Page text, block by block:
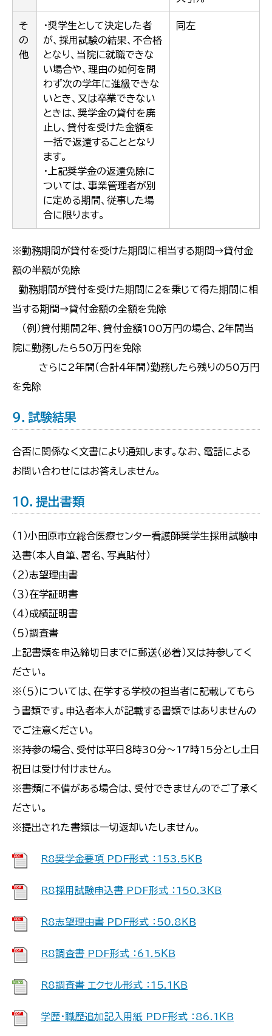
そ
の
他
・奨学生として決定した者
が、採用試験の結果、不合格
となり、当院に就職できな
い場合や、理由の如何を問
わず次の学年に進級できな
いとき、又は卒業できない
ときは、奨学金の貸付を廃
止し、貸付を受けた金額を
一括で返還することとなり
ます。
・上記奨学金の返還免除に
ついては、事業管理者が別
に定める期間、従事した場
合に限ります。
同左
※勤務期間が貸付を受けた期間に相当する期間→貸付金
額の半額が免除
勤務期間が貸付を受けた期間に２を乗じて得た期間に相
当する期間→貸付金額の全額を免除
（例）貸付期間２年、貸付金額100万円の場合、２年間当
院に勤務したら50万円を免除
さらに2年間（合計４年間）勤務したら残りの50万円
を免除
９．試験結果
合否に関係なく文書により通知します。なお、電話による
お問い合わせにはお答えしません。
１０．提出書類
（１）小田原市立総合医療センター看護師奨学生採用試験申
込書（本人自筆、署名、写真貼付）
（２）志望理由書
（３）在学証明書
（４）成績証明書
（５）調査書
上記書類を申込締切日までに郵送（必着）又は持参してく
ださい。
※（５）については、在学する学校の担当者に記載してもら
う書類です。申込者本人が記載する書類ではありませんの
でご注意ください。
※持参の場合、受付は平日８時30分～17時15分とし土日
祝日は受け付けません。
※書類に不備がある場合は、受付できませんのでご了承く
ださい。
※提出された書類は一切返却いたしません。
R8奨学金要項 PDF形式 ：153.5ＫＢ
R8採用試験申込書 PDF形式 ：150.3ＫＢ
R8志望理由書 PDF形式 ：50.8ＫＢ
R8調査書 PDF形式 ：61.5ＫＢ
R8調査書 エクセル形式 ：15.1ＫＢ
学歴・職歴追加記入用紙 PDF形式 ：86.1ＫＢ